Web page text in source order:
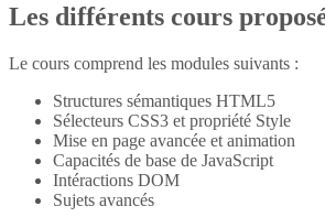
Les différents cours
Le cours comprend les modules suivants :
Structures sémantiques HTML5
Sélecteurs CSS3 et propriété Style
Mise en page avancée et animation
Capacités de base de JavaScript
Intéractions DOM
Sujets avancés